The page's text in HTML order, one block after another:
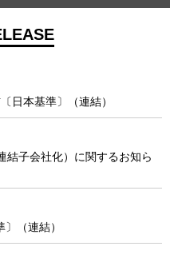
日本基準〕（連結）
結子会社化）に関するお知ら
（連結）